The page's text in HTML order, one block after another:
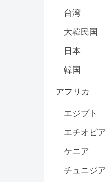
台湾
大韓民国
日本
韓国
アフリカ
エジプト
エチオピア
ケニア
チュニジア